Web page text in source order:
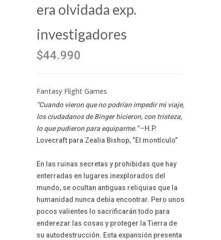
era olvidada exp.
investigadores
$44.990
Fantasy Flight Games
“Cuando vieron que no podrían impedir mi viaje,
los ciudadanos de Binger hicieron, con tristeza,
lo que pudieron para equiparme.”–H.P.
Lovecraft para Zealia Bishop, “El montículo”
En las ruinas secretas y prohibidas que hay
enterradas en lugares inexplorados del
mundo, se ocultan antiguas reliquias que la
humanidad nunca debía encontrar. Pero unos
pocos valientes lo sacrificarán todo para
enderezar las cosas y proteger la Tierra de
su autodestrucción. Esta expansión presenta